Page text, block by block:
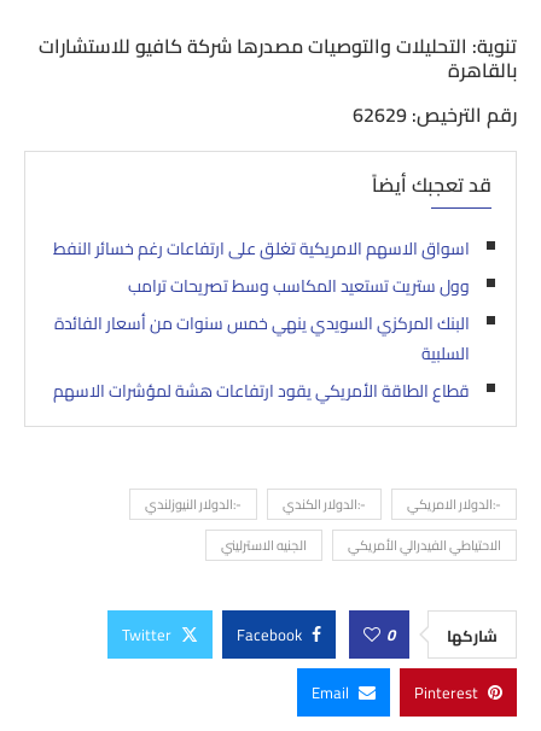
تنوية: التحليلات والتوصيات مصدرها شركة كافيو للاستشارات
بالقاهرة
رقم الترخيص: 62629
قد تعجبك أيضاً
اسواق الاسهم الامريكية تغلق على ارتفاعات رغم خسائر النفط
وول ستريت تستعيد المكاسب وسط تصريحات ترامب
البنك المركزي السويدي ينهي خمس سنوات من أسعار الفائدة
السلبية
قطاع الطاقة الأمريكي يقود ارتفاعات هشة لمؤشرات الاسهم
-:الدولار الامريكي -:الدولار الكندي
-:الدولار النيوزلندي
الاحتياطي الفيدرالي الأمريكي
الجنيه الاسترليني
شاركها 0
Facebook
Twitter
Pinterest
Email